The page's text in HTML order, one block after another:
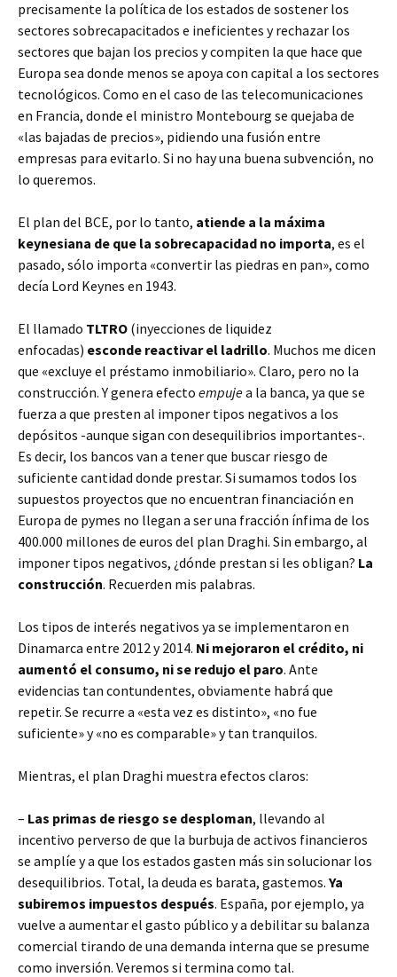
precisamente la política de los estados de sostener los
sectores sobrecapacitados e ineficientes y rechazar los
sectores que bajan los precios y compiten la que hace que
Europa sea donde menos se apoya con capital a los sectores
tecnológicos. Como en el caso de las telecomunicaciones
en Francia, donde el ministro Montebourg se quejaba de
«las bajadas de precios», pidiendo una fusión entre
empresas para evitarlo. Si no hay una buena subvención, no
lo queremos.
El plan del BCE, por lo tanto, atiende a la máxima
keynesiana de que la sobrecapacidad no importa, es el
pasado, sólo importa «convertir las piedras en pan», como
decía Lord Keynes en 1943.
El llamado TLTRO (inyecciones de liquidez
enfocadas) esconde reactivar el ladrillo. Muchos me dicen
que «excluye el préstamo inmobiliario». Claro, pero no la
construcción. Y genera efecto empujea la banca, ya que se
fuerza a que presten al imponer tipos negativos a los
depósitos -aunque sigan con desequilibrios importantes-.
Es decir, los bancos van a tener que buscar riesgo de
suficiente cantidad donde prestar. Si sumamos todos los
supuestos proyectos que no encuentran financiación en
Europa de pymes no llegan a ser una fracción ínfima de los
400.000 millones de euros del plan Draghi. Sin embargo, al
imponer tipos negativos, ¿dónde prestan si les obligan? La
construcción. Recuerden mis palabras.
Los tipos de interés negativos ya se implementaron en
Dinamarca entre 2012 y 2014. Ni mejoraron el crédito, ni
aumentó el consumo, ni se redujo el paro. Ante
evidencias tan contundentes, obviamente habrá que
repetir. Se recurre a «esta vez es distinto», «no fue
suficiente» y «no es comparable» y tan tranquilos.
Mientras, el plan Draghi muestra efectos claros:
– Las primas de riesgo se desploman, llevando al
incentivo perverso de que la burbuja de activos financieros
se amplíe y a que los estados gasten más sin solucionar los
desequilibrios. Total, la deuda es barata, gastemos. Ya
subiremos impuestos después. España, por ejemplo, ya
vuelve a aumentar el gasto público y a debilitar su balanza
comercial tirando de una demanda interna que se presume
como inversión. Veremos si termina como tal.